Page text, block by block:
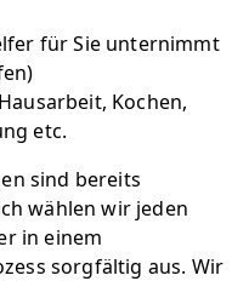
für Sie unternimmt
Kochen,
etc.
sind bereits
wählen wir jeden
in einem
sorgfältig aus. Wir